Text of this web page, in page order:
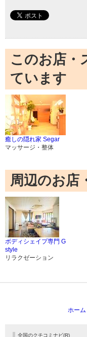
このお店・
ています
癒しの隠れ家 Segar
マッサージ・整体
周辺のお店
ボディシェイプ専門 G
style
リラクゼーション
ホーム
全国のクチコミナビ(R)